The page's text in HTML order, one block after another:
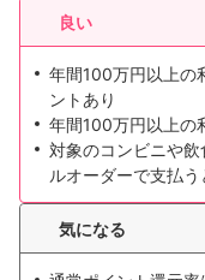
良い
年間100万円以上の
ントあり
年間100万円以上の
対象のコンビニや
ルオーダーで支払
気になる